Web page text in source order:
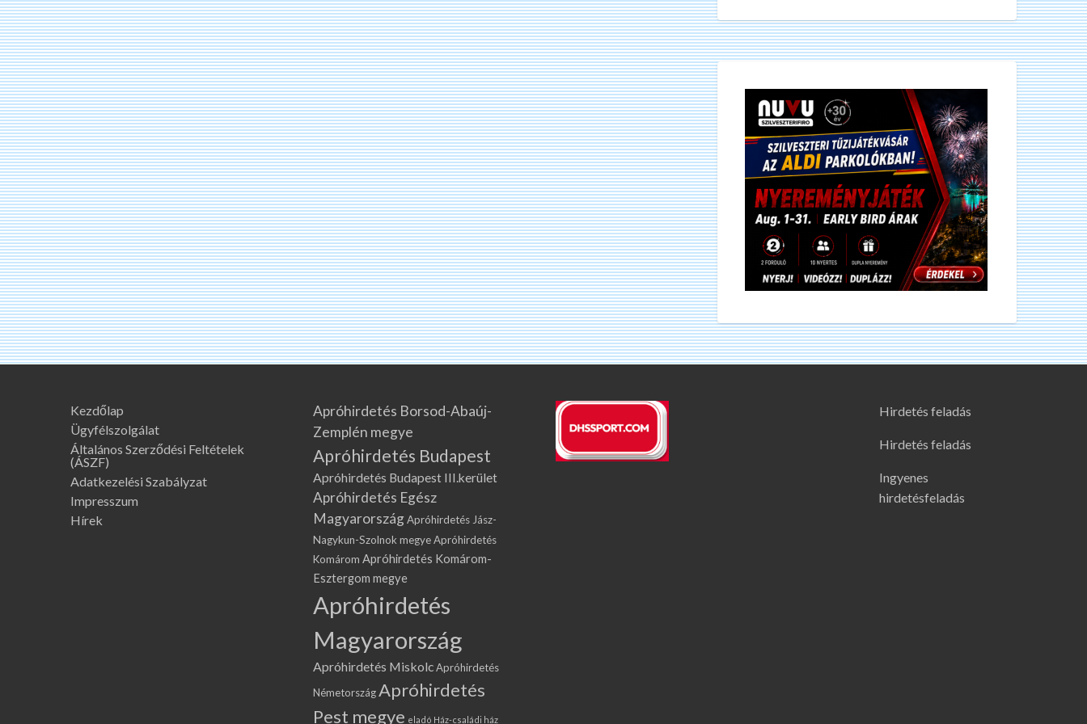
Kezdőlap
Ügyfélszolgálat
Általános Szerződési Feltételek
(ÁSZF)
Adatkezelési Szabályzat
Impresszum
Hírek
Apróhirdetés Borsod-Abaúj-
Zemplén megye
Apróhirdetés Budapest
Apróhirdetés Budapest III.kerület
Apróhirdetés Egész
MagyarországApróhirdetés Jász-
Nagykun-Szolnok megyeApróhirdetés
Komárom Apróhirdetés Komárom-
Esztergom megye
Apróhirdetés
Magyarország
Apróhirdetés MiskolcApróhirdetés
NémetországApróhirdetés
Pest megye eladó Ház-családi ház
Hirdetés feladás
Hirdetés feladás
Ingyenes
hirdetésfeladás